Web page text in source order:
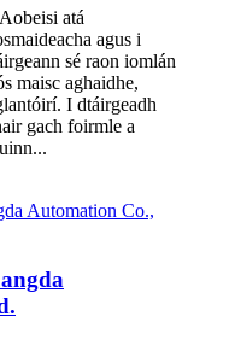
atá
agus i
sé raon iomlán
maisc aghaidhe,
I dtáirgeadh
gach foirmle a